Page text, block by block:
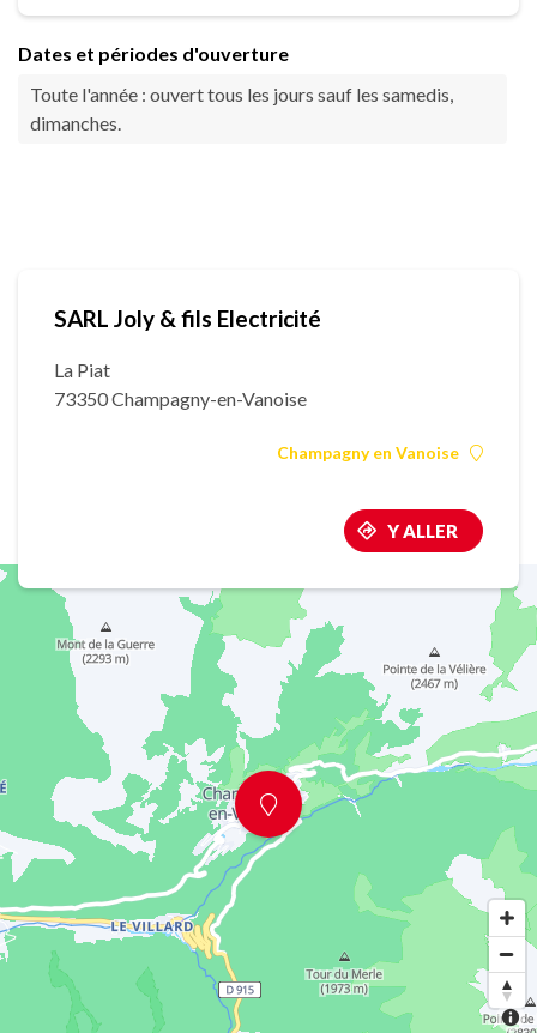
Dates et périodes d'ouverture
Toute l'année : ouvert tous les jours sauf les samedis,
dimanches.
SARL Joly & fils Electricité
La Piat
73350 Champagny-en-Vanoise
Champagny en Vanoise
Y ALLER